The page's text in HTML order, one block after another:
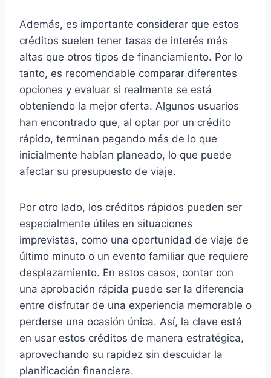
Además, es importante considerar que estos
créditos suelen tener tasas de interés más
altas que otros tipos de financiamiento. Por lo
tanto, es recomendable comparar diferentes
opciones y evaluar si realmente se está
obteniendo la mejor oferta. Algunos usuarios
han encontrado que, al optar por un crédito
rápido, terminan pagando más de lo que
inicialmente habían planeado, lo que puede
afectar su presupuesto de viaje.
Por otro lado, los créditos rápidos pueden ser
especialmente útiles en situaciones
imprevistas, como una oportunidad de viaje de
último minuto o un evento familiar que requiere
desplazamiento. En estos casos, contar con
una aprobación rápida puede ser la diferencia
entre disfrutar de una experiencia memorable o
perderse una ocasión única. Así, la clave está
en usar estos créditos de manera estratégica,
aprovechando su rapidez sin descuidar la
planificación financiera.